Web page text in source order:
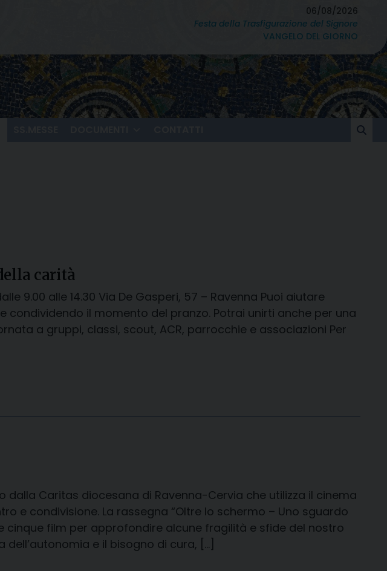
06/08/2026
Festa della Trasfigurazione del Signore
VANGELO DEL GIORNO
carità
9.00 alle 14.30 Via De Gasperi, 57 – Ravenna Puoi aiutare
condividendo il momento del pranzo. Potrai unirti anche per una
a gruppi, classi, scout, ACR, parrocchie e associazioni Per
dalla Caritas diocesana di Ravenna-Cervia che utilizza il cinema
e condivisione. La rassegna “Oltre lo schermo – Uno sguardo
cinque film per approfondire alcune fragilità e sfide del nostro
e il bisogno di cura, […]